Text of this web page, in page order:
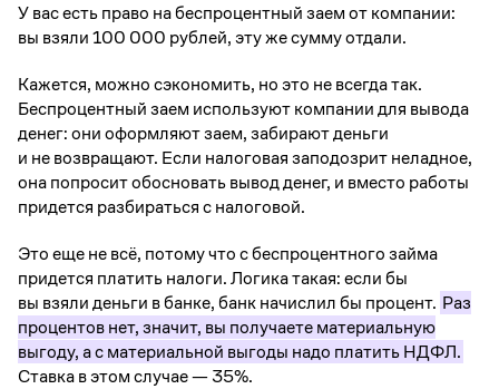
У вас есть право на беспроцентный заем от компании:
вы взяли 100 000 рублей, эту же сумму отдали.
Кажется, можно сэкономить, но это не всегда так.
Беспроцентный заем используют компании для вывода
денег: они оформляют заем, забирают деньги
и не возвращают. Если налоговая заподозрит неладное,
она попросит обосновать вывод денег, и вместо работы
придется разбираться с налоговой.
Это еще не всё, потому что с беспроцентного займа
придется платить налоги. Логика такая: если бы
вы взяли деньги в банке, банк начислил бы процент. Раз
процентов нет, значит, вы получаете материальную
выгоду, а с материальной выгоды надо платить НДФЛ.
Ставка в этом случае — 35%.